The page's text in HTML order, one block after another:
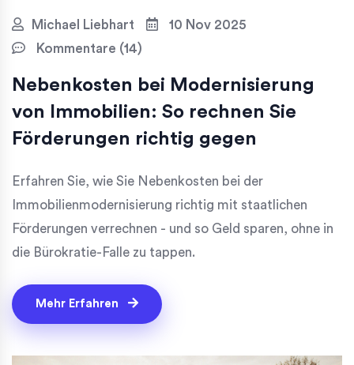
Michael Liebhart
10 Nov 2025
Kommentare (14)
Nebenkosten bei Modernisierung
von Immobilien: So rechnen Sie
Förderungen richtig gegen
Erfahren Sie, wie Sie Nebenkosten bei der
Immobilienmodernisierung richtig mit staatlichen
Förderungen verrechnen - und so Geld sparen, ohne in
die Bürokratie-Falle zu tappen.
Mehr Erfahren